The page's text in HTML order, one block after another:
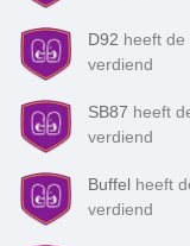
D92 heeft de
verdiend
SB87 heeft
verdiend
Buffel heeft
verdiend